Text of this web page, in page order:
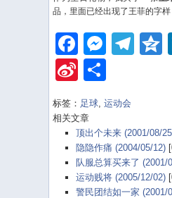
品，里面已经出现了王菲的字样
Sina
Weibo
标签： 足球 ,运动会
相关文章
顶出个未来 (2001/08/
隐隐作痛 (2004/05/12)
队服总算买来了 (2001/
运动贱将 (2005/12/02)
警民团结如一家 (2001/